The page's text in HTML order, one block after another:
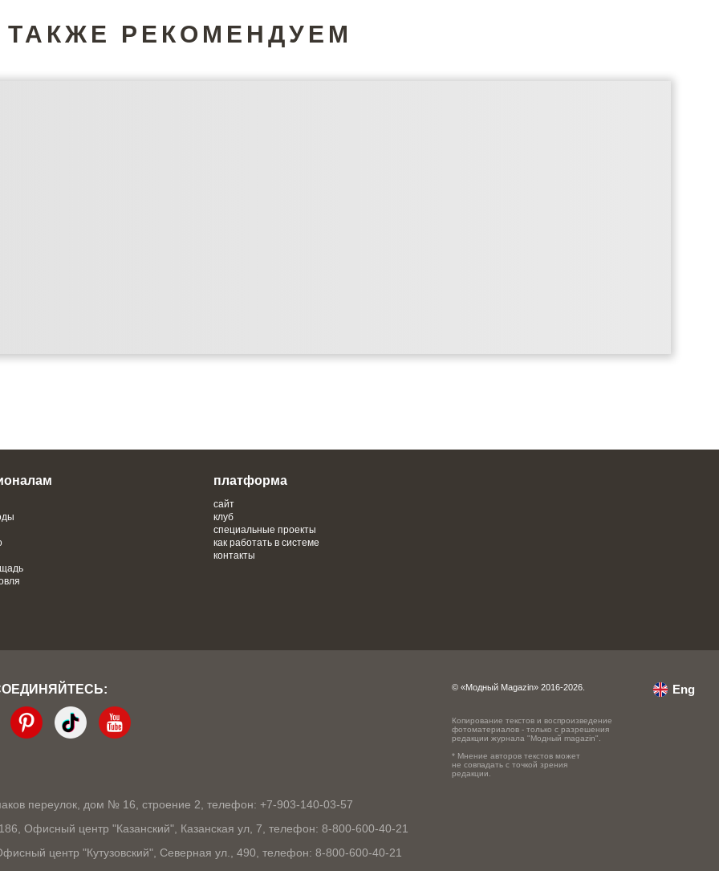
ТАКЖЕ РЕКОМЕНДУЕМ
платформа
сайт
клуб
специальные проекты
как работать в системе
контакты
переулок, дом № 16, строение 2, телефон: +7-903-140-03-57
Офисный центр "Казанский", Казанская ул, 7, телефон: 8-800-600-40-21
центр "Кутузовский", Северная ул., 490, телефон: 8-800-600-40-21
© «Модный Magazin» 2016-2026.
Копирование текстов и воспроизведение
фотоматериалов - только с разрешения
редакции журнала "Модный magazin".
* Мнение авторов текстов может
не совпадать с точкой зрения
редакции.
Eng